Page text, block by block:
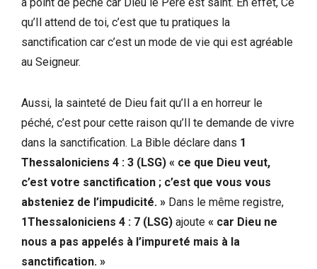
qu’Il attend de toi, c’est que tu pratiques la
sanctification car c’est un mode de vie qui est agréable
au Seigneur.
Aussi, la sainteté de Dieu fait qu’Il a en horreur le
péché, c’est pour cette raison qu’Il te demande de vivre
dans la sanctification. La Bible déclare dans 1
Thessaloniciens 4 : 3 (LSG) « ce que Dieu veut,
c’est votre sanctification ; c’est que vous vous
absteniez de l’impudicité. » Dans le même registre,
1Thessaloniciens 4 : 7 (LSG) ajoute « car Dieu ne
nous a pas appelés à l’impureté mais à la
sanctification. »